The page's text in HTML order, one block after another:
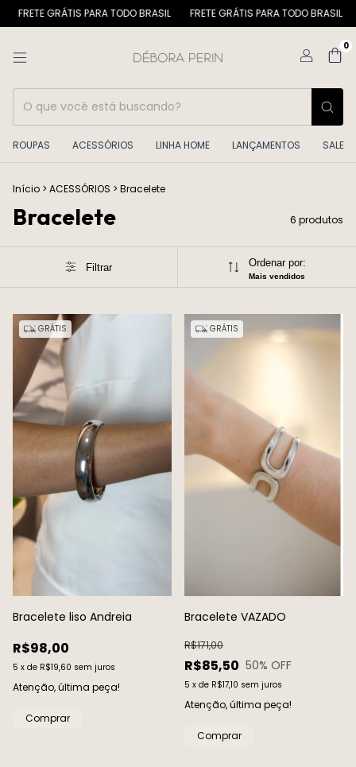
GRÁTIS PARA TODO BRASIL FRETE GRÁTIS PARA TODO BRASIL
0
ROUPAS ACESSÓRIOS LINHA HOME LANÇAMENTOS SALE
Início > ACESSÓRIOS > Bracelete
Bracelete 6 produtos
Filtrar Ordenar por:
Mais vendidos
GRÁTIS
Bracelete liso Andreia
R$98,00
5 x de R$19,60 sem juros
Atenção, última peça!
Comprar
GRÁTIS
Bracelete VAZADO
R$85,50
R$171,00
50% OFF
5 x de R$17,10 sem juros
Atenção, última peça!
Comprar